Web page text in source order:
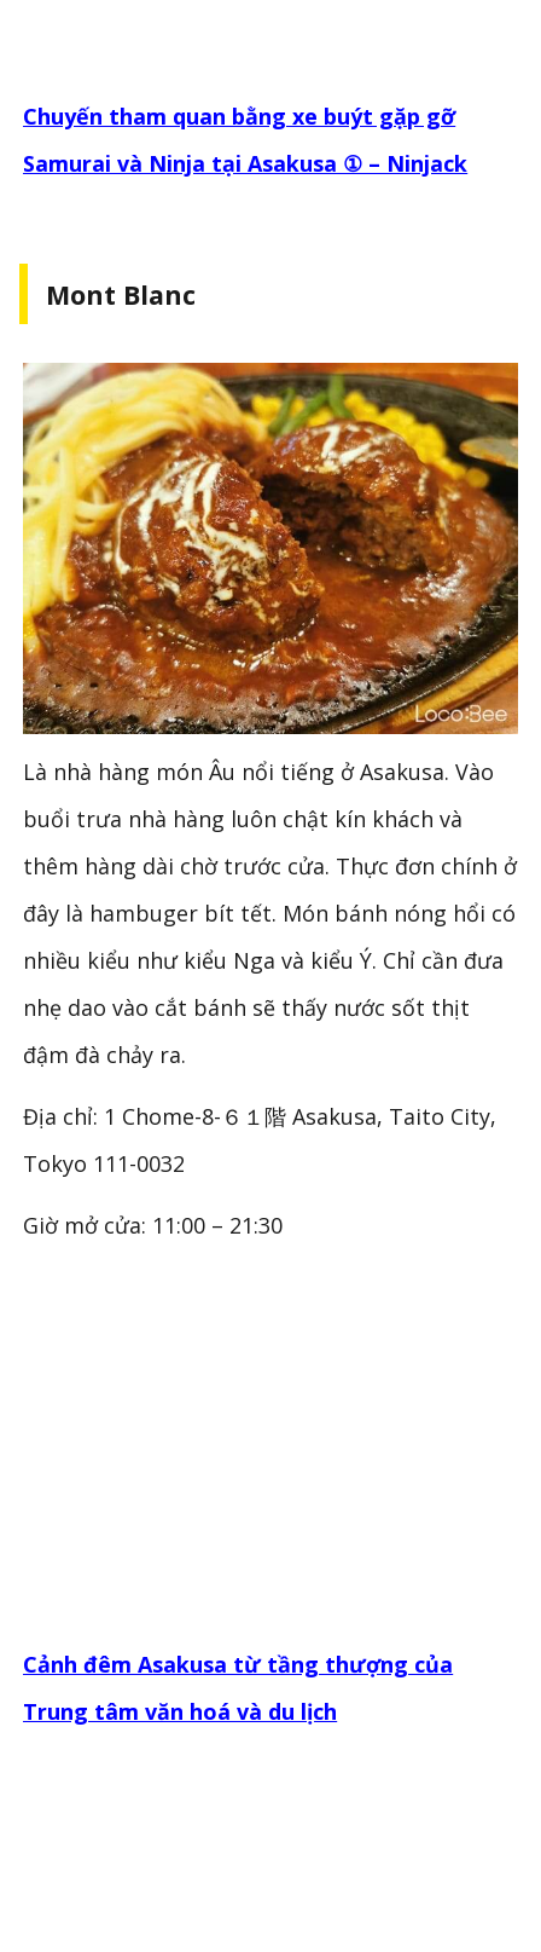
Chuyến tham quan bằng xe buýt gặp gỡ
Samurai và Ninja tại Asakusa ① – Ninjack
Mont Blanc
Là nhà hàng món Âu nổi tiếng ở Asakusa. Vào
buổi trưa nhà hàng luôn chật kín khách và
thêm hàng dài chờ trước cửa. Thực đơn chính ở
đây là hambuger bít tết. Món bánh nóng hổi có
nhiều kiểu như kiểu Nga và kiểu Ý. Chỉ cần đưa
nhẹ dao vào cắt bánh sẽ thấy nước sốt thịt
đậm đà chảy ra.
Địa chỉ: 1 Chome-8-６１階 Asakusa, Taito City,
Tokyo 111-0032
Giờ mở cửa: 11:00 – 21:30
Cảnh đêm Asakusa từ tầng thượng của
Trung tâm văn hoá và du lịch